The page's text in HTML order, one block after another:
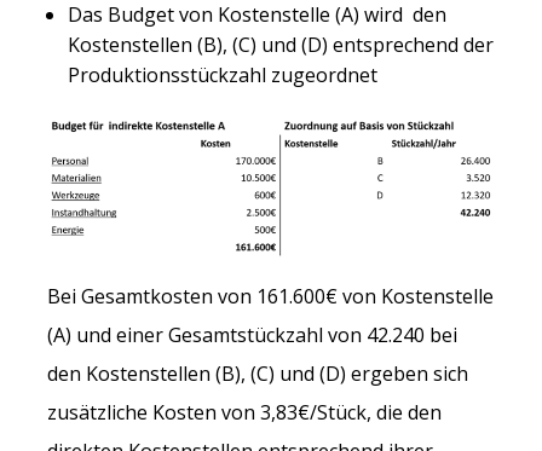
Das Budget von Kostenstelle (A) wird den
Kostenstellen (B), (C) und (D) entsprechend der
Produktionsstückzahl zugeordnet
Bei Gesamtkosten von 161.600€ von Kostenstelle
(A) und einer Gesamtstückzahl von 42.240 bei
den Kostenstellen (B), (C) und (D) ergeben sich
zusätzliche Kosten von 3,83€/Stück, die den